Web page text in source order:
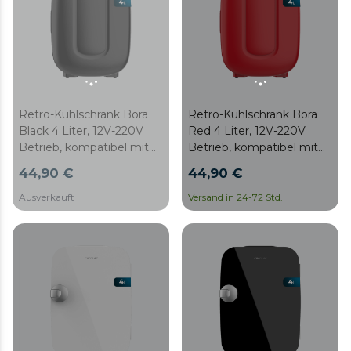
Retro-Kühlschrank Bora
Black 4 Liter, 12V-220V
Betrieb, kompatibel mit
Kühl- und Heizfunktion,
Temperaturbereich 7-50
ºC und einfacher
44,90 €
Ausverkauft
Retro-Kühlschrank Bora
Red 4 Liter, 12V-220V
Betrieb, kompatibel mit
Kühl- und Heizfunktion,
Temperaturbereich 7-50
ºC und einfacher
44,90 €
Versand in 24-72 Std.